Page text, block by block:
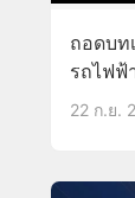
ถอดบท
รถไฟฟ้
22 ก.ย.